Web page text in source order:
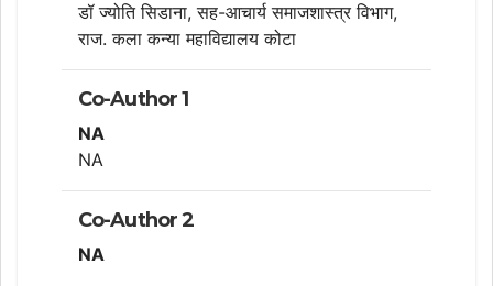
डॉ ज्योति सिडाना, सह-आचार्य समाजशास्त्र विभाग,
राज. कला कन्या महाविद्यालय कोटा
Co-Author 1
NA
NA
Co-Author 2
NA